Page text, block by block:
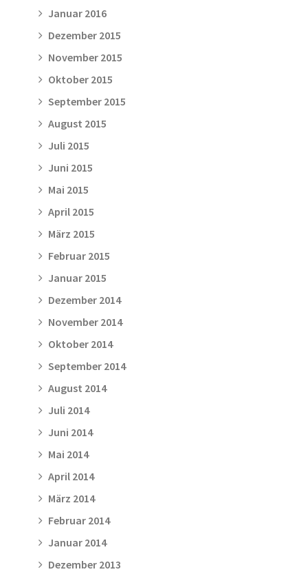
Januar 2016
Dezember 2015
November 2015
Oktober 2015
September 2015
August 2015
Juli 2015
Juni 2015
Mai 2015
April 2015
März 2015
Februar 2015
Januar 2015
Dezember 2014
November 2014
Oktober 2014
September 2014
August 2014
Juli 2014
Juni 2014
Mai 2014
April 2014
März 2014
Februar 2014
Januar 2014
Dezember 2013